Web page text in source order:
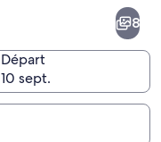
8
Départ
10 sept.